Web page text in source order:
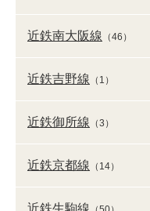
近鉄南大阪線 （46）
近鉄吉野線 （1）
近鉄御所線 （3）
近鉄京都線 （14）
近鉄生駒線